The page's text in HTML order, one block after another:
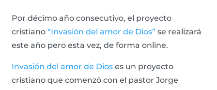
Por décimo año consecutivo, el proyecto
cristiano “Invasión del amor de Dios” se realizará
este año pero esta vez, de forma online.
Invasión del amor de Dios es un proyecto
cristiano que comenzó con el pastor Jorge